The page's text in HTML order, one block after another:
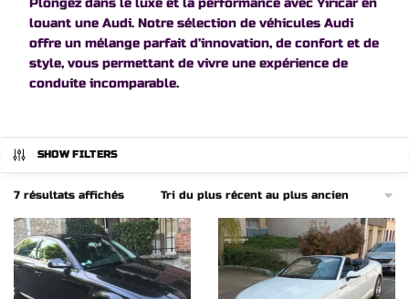
Plongez dans le luxe et la performance avec Yiricar en
louant une Audi. Notre sélection de véhicules Audi
offre un mélange parfait d’innovation, de confort et de
style, vous permettant de vivre une expérience de
conduite incomparable.
SHOW FILTERS
7 résultats affichésTrié
plus
récent
au
plus